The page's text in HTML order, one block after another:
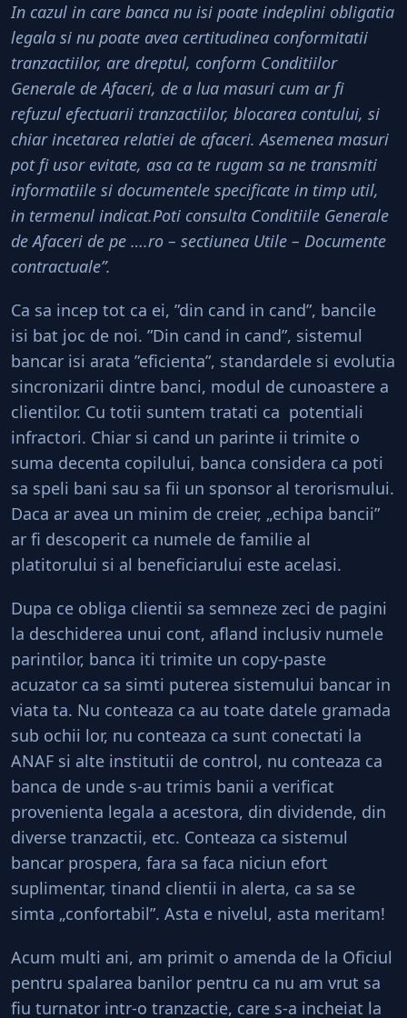
In cazul in care banca nu isi poate indeplini obligatia
legala si nu poate avea certitudinea conformitatii
tranzactiilor, are dreptul, conform Conditiilor
Generale de Afaceri, de a lua masuri cum ar fi
refuzul efectuarii tranzactiilor, blocarea contului, si
chiar incetarea relatiei de afaceri. Asemenea masuri
pot fi usor evitate, asa ca te rugam sa ne transmiti
informatiile si documentele specificate in timp util,
in termenul indicat.Poti consulta Conditiile Generale
de Afaceri de pe ….ro – sectiunea Utile – Documente
contractuale”.
Ca sa incep tot ca ei, ”din cand in cand”, bancile
isi bat joc de noi. ”Din cand in cand”, sistemul
bancar isi arata ”eficienta”, standardele si evolutia
sincronizarii dintre banci, modul de cunoastere a
clientilor. Cu totii suntem tratati ca potentiali
infractori. Chiar si cand un parinte ii trimite o
suma decenta copilului, banca considera ca poti
sa speli bani sau sa fii un sponsor al terorismului.
Daca ar avea un minim de creier, „echipa bancii”
ar fi descoperit ca numele de familie al
platitorului si al beneficiarului este acelasi.
Dupa ce obliga clientii sa semneze zeci de pagini
la deschiderea unui cont, afland inclusiv numele
parintilor, banca iti trimite un copy-paste
acuzator ca sa simti puterea sistemului bancar in
viata ta. Nu conteaza ca au toate datele gramada
sub ochii lor, nu conteaza ca sunt conectati la
ANAF si alte institutii de control, nu conteaza ca
banca de unde s-au trimis banii a verificat
provenienta legala a acestora, din dividende, din
diverse tranzactii, etc. Conteaza ca sistemul
bancar prospera, fara sa faca niciun efort
suplimentar, tinand clientii in alerta, ca sa se
simta „confortabil”. Asta e nivelul, asta meritam!
Acum multi ani, am primit o amenda de la Oficiul
pentru spalarea banilor pentru ca nu am vrut sa
fiu turnator intr-o tranzactie, care s-a incheiat la